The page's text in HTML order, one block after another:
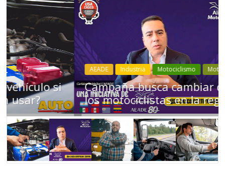
AEADE Industria Motociclismo Motos Movilidad
Campaña busca cambiar destino de
los motociclistas en la región